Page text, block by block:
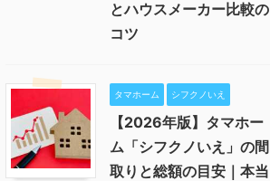
とハウスメーカー比較の
コツ
タマホーム シフクノいえ
【2026年版】タマホー
ム「シフクノいえ」の間
取りと総額の目安｜本当